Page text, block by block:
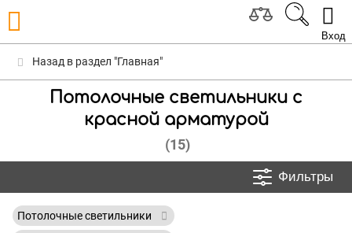
Вход
Назад в раздел "Главная"
Потолочные светильники с
красной арматурой
(15)
Фильтры
Потолочные светильники